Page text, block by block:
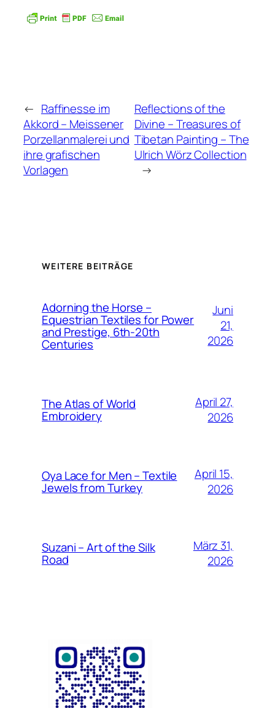
← Raffinesse im
Akkord – Meissener
Porzellanmalerei und
ihre grafischen
Vorlagen
Reflections of the
Divine – Treasures of
Tibetan Painting – The
Ulrich Wörz Collection
→
WEITERE BEITRÄGE
Adorning the Horse –
Equestrian Textiles for Power
and Prestige, 6th-20th
Centuries
Juni
21,
2026
The Atlas of World
Embroidery
April 27,
2026
Oya Lace for Men – Textile
Jewels from Turkey
April 15,
2026
Suzani – Art of the Silk
Road
März 31,
2026